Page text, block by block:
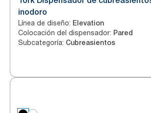
inodoro
Línea de diseño: Elevation
Colocación del dispensador: Pared
Subcategoría: Cubreasientos